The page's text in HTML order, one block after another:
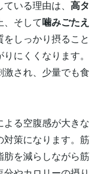
いる理由は、 高タ
、そして 噛みごたえ
しっかり摂ること
にくくなります。
激され、少量でも食
よる空腹感が大きな
対策になります。筋
肪を減らしながら筋